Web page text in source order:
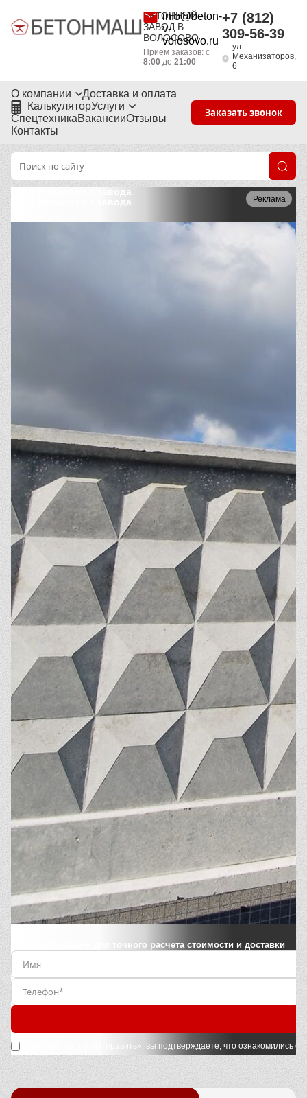
БЕТОННЫЙ
ЗАВОД В
ВОЛОСОВО
info@beton-
v-
volosovo.ru
Приём заказов: с
8:00 до 21:00
+7 (812)
309-56-39
ул.
Механизаторов,
6
О компании
Доставка и оплата
КалькуляторУслуги
СпецтехникаВакансииОтзывы
Контакты
Заказать звонок
Реклама
ЭО в Волосово с завода
ЭО в Волосово с завода
Заполните форму для точного расчета стоимости и доставки
Нажимая кнопку «Отправить», вы подтверждаете, что ознакомились с